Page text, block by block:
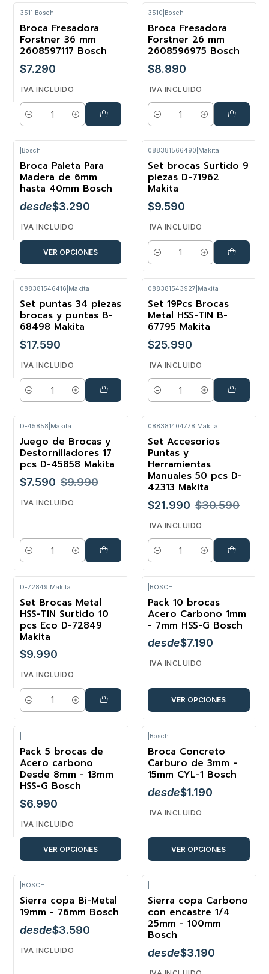
3511 Bosch
Broca Fresadora
Forstner 36 mm
2608597117 Bosch
$7.290
IVA INCLUIDO
Cantidad
3510 Bosch
Broca Fresadora
Forstner 26 mm
2608596975 Bosch
$8.990
IVA INCLUIDO
Cantidad
Bosch
Broca Paleta Para
Madera de 6mm
hasta 40mm Bosch
desde$3.290
IVA INCLUIDO
VER OPCIONES
088381566490 Makita
Set brocas Surtido 9
piezas D-71962
Makita
$9.590
IVA INCLUIDO
Cantidad
088381546416 Makita
Set puntas 34 piezas
brocas y puntas B-
68498 Makita
$17.590
IVA INCLUIDO
Cantidad
088381543927 Makita
Set 19Pcs Brocas
Metal HSS-TIN B-
67795 Makita
$25.990
IVA INCLUIDO
Cantidad
-24%
D-45858 Makita
Juego de Brocas y
Destornilladores 17
pcs D-45858 Makita
$7.590 $9.990
IVA INCLUIDO
Cantidad
-28%
088381404778 Makita
Set Accesorios
Puntas y
Herramientas
Manuales 50 pcs D-
42313 Makita
$21.990 $30.590
IVA INCLUIDO
Cantidad
D-72849 Makita
Set Brocas Metal
HSS-TIN Surtido 10
pcs Eco D-72849
Makita
$9.990
IVA INCLUIDO
Cantidad
BOSCH
Pack 10 brocas
Acero Carbono 1mm
- 7mm HSS-G Bosch
desde$7.190
IVA INCLUIDO
VER OPCIONES
Pack 5 brocas de
Acero carbono
Desde 8mm - 13mm
HSS-G Bosch
$6.990
IVA INCLUIDO
VER OPCIONES
Bosch
Broca Concreto
Carburo de 3mm -
15mm CYL-1 Bosch
desde$1.190
IVA INCLUIDO
VER OPCIONES
BOSCH
Sierra copa Bi-Metal
19mm - 76mm Bosch
desde$3.590
IVA INCLUIDO
Sierra copa Carbono
con encastre 1/4
25mm - 100mm
Bosch
desde$3.190